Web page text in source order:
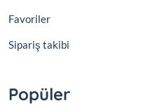
Favoriler
Sipariş takibi
Popüler